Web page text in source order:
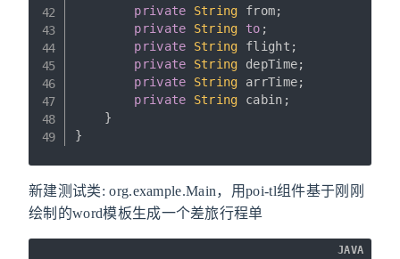
private
String from;
private
String to ;
private
String flight ;
private
String depTime;
private
String arrTime;
private
String cabin ;
}
}
新建测试类: org.example.Main，用poi-tl组件基于刚刚
绘制的word模板生成一个差旅行程单
JAVA